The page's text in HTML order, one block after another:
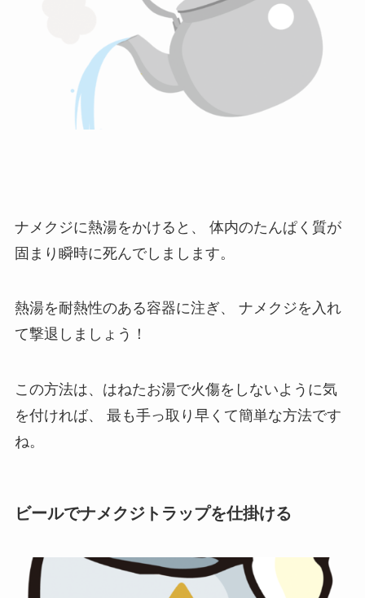
ナメクジに熱湯をかけると、
体内のたんぱく質が
固まり瞬時に死んでしまします。
熱湯を耐熱性のある容器に注ぎ、
ナメクジを入れ
て撃退しましょう！
この方法は、はねたお湯で火傷をしないように気
を付ければ、
最も手っ取り早くて簡単な方法です
ね。
ビールでナメクジトラップを仕掛ける